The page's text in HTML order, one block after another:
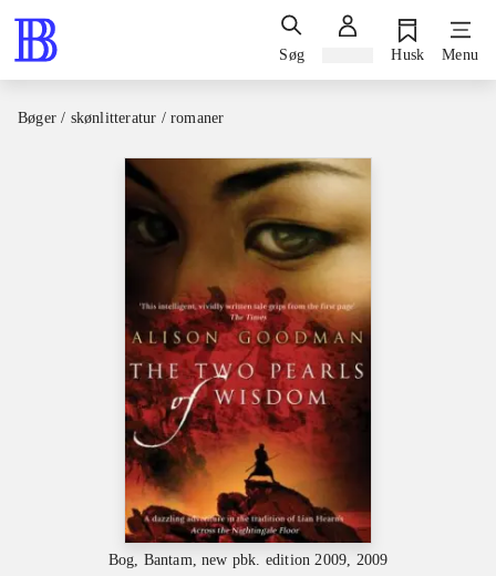
Søg Husk Menu
Bøger / skønlitteratur / romaner
Bog, Bantam, new pbk. edition 2009, 2009